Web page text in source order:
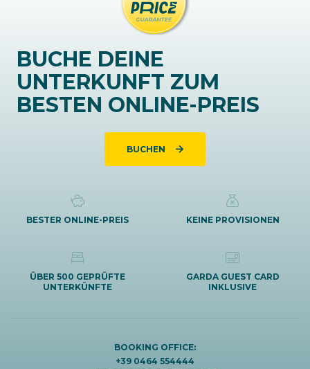
BUCHE DEINE
UNTERKUNFT ZUM
BESTEN ONLINE-PREIS
BUCHEN
BESTER ONLINE-PREIS KEINE PROVISIONEN
ÜBER 500 GEPRÜFTE
UNTERKÜNFTE
GARDA GUEST CARD
INKLUSIVE
BOOKING OFFICE:
+39 0464 554444